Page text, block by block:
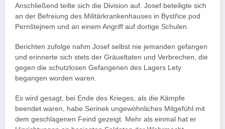
Anschließend teilte sich die Division auf. Josef beteiligte sich
an der Befreiung des Militärkrankenhauses in Bystřice pod
Pernštejnem und an einem Angriff auf dortige Schulen.
Berichten zufolge nahm Josef selbst nie jemanden gefangen
und erinnerte sich stets der Gräueltaten und Verbrechen, die
gegen die schutzlosen Gefangenen des Lagers Lety
begangen worden waren.
Es wird gesagt, bei Ende des Krieges, als die Kämpfe
beendet waren, habe Serinek ungewöhnliches Mitgefühl mit
dem geschlagenen Feind gezeigt. Mehr als einmal hat er